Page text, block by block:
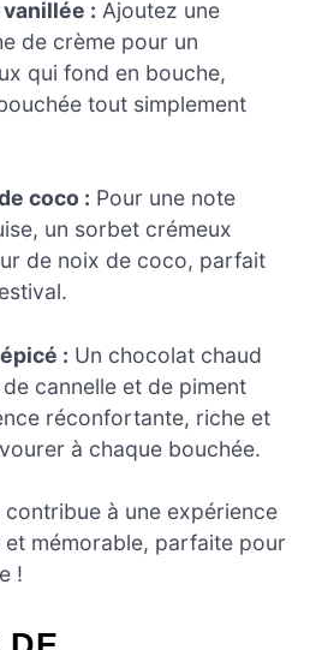
: Ajoutez une
de crème pour un
qui fond en bouche,
tout simplement
coco : Pour une note
un sorbet crémeux
de noix de coco, parfait
: Un chocolat chaud
cannelle et de piment
réconfortante, riche et
à chaque bouchée.
à une expérience
et mémorable, parfaite pour
!